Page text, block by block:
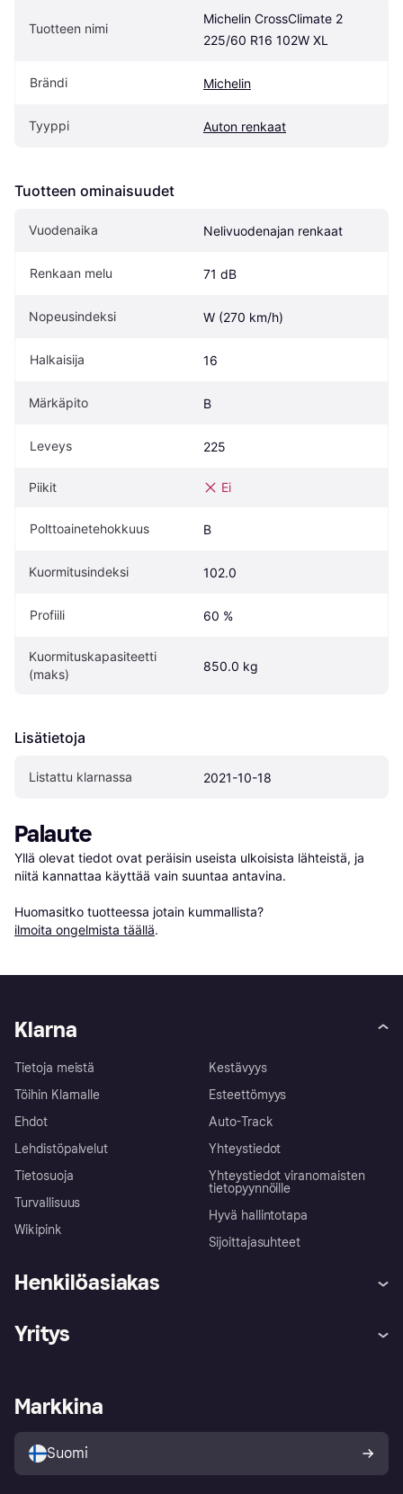
Tuotteen nimi
Michelin CrossClimate 2
225/60 R16 102W XL
Brändi Michelin
Tyyppi Auton renkaat
Tuotteen ominaisuudet
Vuodenaika Nelivuodenajan renkaat
Renkaan melu 71 dB
Nopeusindeksi W (270 km/h)
Halkaisija 16
Märkäpito B
Leveys 225
Piikit Ei
Polttoainetehokkuus B
Kuormitusindeksi 102.0
Profiili 60 %
Kuormituskapasiteetti
(maks)
850.0 kg
Lisätietoja
Listattu klarnassa 2021-10-18
Palaute
Yllä olevat tiedot ovat peräisin useista ulkoisista lähteistä, ja
niitä kannattaa käyttää vain suuntaa antavina.
Huomasitko tuotteessa jotain kummallista?
ilmoita ongelmista täällä.
Klarna
Tietoja meistä
Töihin Klarnalle
Ehdot
Lehdistöpalvelut
Tietosuoja
Turvallisuus
Wikipink
Kestävyys
Esteettömyys
Auto-Track
Yhteystiedot
Yhteystiedot viranomaisten
tietopyynnöille
Hyvä hallintotapa
Sijoittajasuhteet
Henkilöasiakas
Kirjaudu sisään
Tutustu kauppoihin
Ostajan turva
Yritys
Kirjaudu sisään yrityksenä
Markkina
Suomi